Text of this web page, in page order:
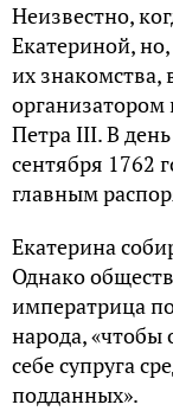
Неизвестно,
Екатериной,
их
организатором
Петра ІІІ. В
сентября 1762
главным
Екатерина
Однако
императрица
народа, «чтобы
себе супруга
подданных».